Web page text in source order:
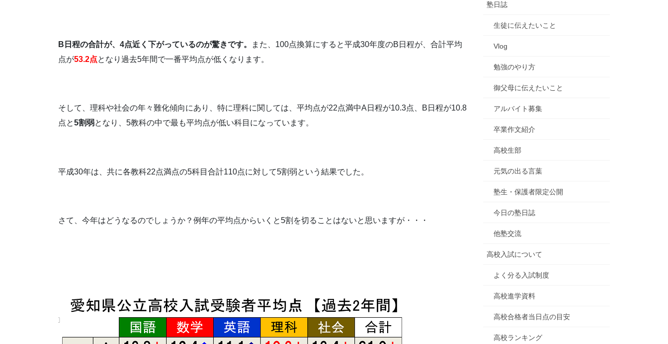
B日程の合計が、4点近く下がっているのが驚きです。
また、100点換算にすると平成30年度のB日程が、合計平均
点が53.2点となり過去5年間で一番平均点が低くなります。
そして、理科や社会の年々難化傾向にあり、特に理科に関しては、平均点が22点満中A日程が10.3点、B日程が10.8
点と5割弱となり、5教科の中で最も平均点が低い科目になっています。
平成30年は、共に各教科22点満点の5科目合計110点に対して5割弱という結果でした。
さて、今年はどうなるのでしょうか？例年の平均点からいくと5割を切ることはないと思いますが・・・
塾日誌
生徒に伝えたいこと
Vlog
勉強のやり方
御父母に伝えたいこと
アルバイト募集
卒業作文紹介
高校生部
元気の出る言葉
塾生・保護者限定公開
今日の塾日誌
他塾交流
高校入試について
よく分る入試制度
高校進学資料
高校合格者当日点の目安
高校ランキング